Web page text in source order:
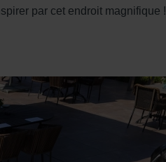
par cet endroit magnifique !